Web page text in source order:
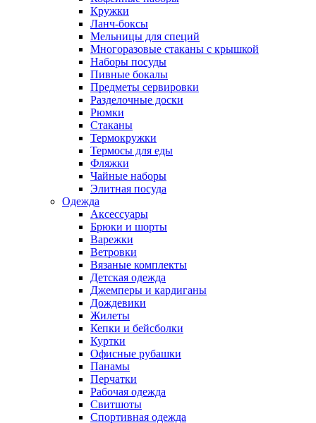
Кружки
Ланч-боксы
Мельницы для специй
Многоразовые стаканы с крышкой
Наборы посуды
Пивные бокалы
Предметы сервировки
Разделочные доски
Рюмки
Стаканы
Термокружки
Термосы для еды
Фляжки
Чайные наборы
Элитная посуда
Одежда
Аксессуары
Брюки и шорты
Варежки
Ветровки
Вязаные комплекты
Детская одежда
Джемперы и кардиганы
Дождевики
Жилеты
Кепки и бейсболки
Куртки
Офисные рубашки
Панамы
Перчатки
Рабочая одежда
Свитшоты
Спортивная одежда